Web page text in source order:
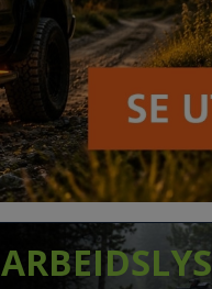
ARBEIDSLYS